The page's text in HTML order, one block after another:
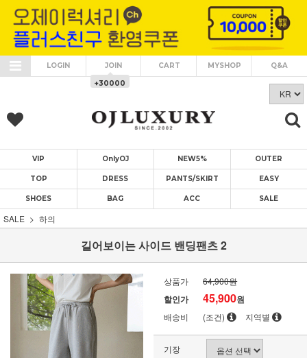
LOGIN
JOIN
+30000
CART MYSHOP Q&A
VIP OnlyOJ NEW5% OUTER
TOP DRESS PANTS/SKIRT EASY
SHOES BAG ACC SALE
SALE 하의
길어보이는 사이드 밴딩팬츠 2
상품가 64,900원
할인가 45,900원
배송비 (조건) 지역별
기장